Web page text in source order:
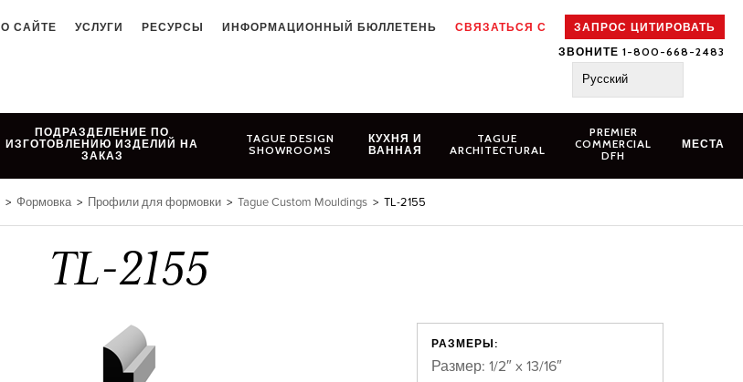
О САЙТЕ УСЛУГИ РЕСУРСЫ ИНФОРМАЦИОННЫЙ БЮЛЛЕТЕНЬ СВЯЗАТЬСЯ С
ЗАПРОС ЦИТИРОВАТЬ
ЗВОНИТЕ 1-800-668-2483
Русский
ПОДРАЗДЕЛЕНИЕ ПО
ИЗГОТОВЛЕНИЮ ИЗДЕЛИЙ НА
ЗАКАЗ
TAGUE DESIGN
SHOWROOMS
КУХНЯ И
ВАННАЯ
TAGUE
ARCHITECTURAL
PREMIER
COMMERCIAL
DFH
МЕСТА
> Формовка> Профили для формовки > Tague Custom Mouldings > TL-2155
TL-2155
РАЗМЕРЫ:
Размер: 1/2″ x 13/16″